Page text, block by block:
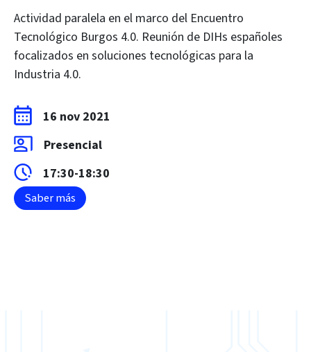
Actividad paralela en el marco del Encuentro
Tecnológico Burgos 4.0. Reunión de DIHs españoles
focalizados en soluciones tecnológicas para la
Industria 4.0.
16 nov 2021
Presencial
17:30-18:30
Saber más